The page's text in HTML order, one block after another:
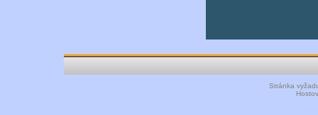
Stránka